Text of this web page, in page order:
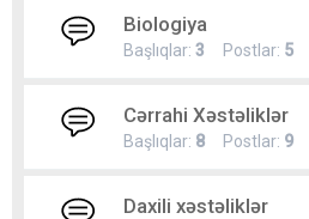
Biologiya
Başlıqlar: 3 Postlar: 5
Cərrahi Xəstəliklər
Başlıqlar: 8 Postlar: 9
Daxili xəstəliklər